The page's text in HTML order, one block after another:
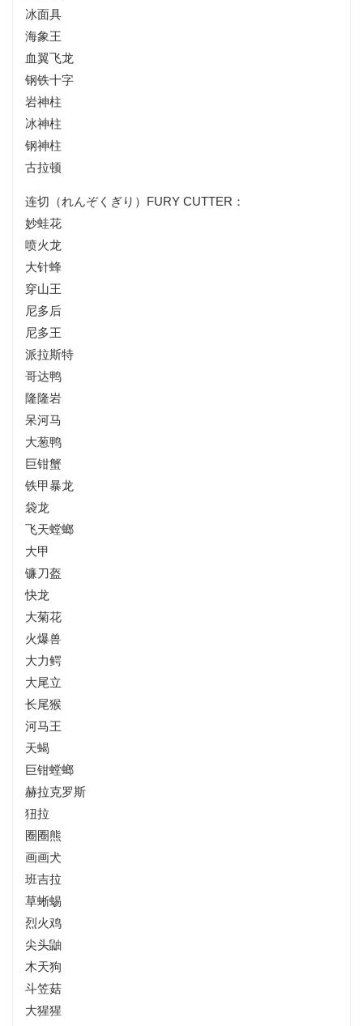
冰面具
海象王
血翼飞龙
钢铁十字
岩神柱
冰神柱
钢神柱
古拉顿
连切（れんぞくぎり）FURY CUTTER：
妙蛙花
喷火龙
大针蜂
穿山王
尼多后
尼多王
派拉斯特
哥达鸭
隆隆岩
呆河马
大葱鸭
巨钳蟹
铁甲暴龙
袋龙
飞天螳螂
大甲
镰刀盔
快龙
大菊花
火爆兽
大力鳄
大尾立
长尾猴
河马王
天蝎
巨钳螳螂
赫拉克罗斯
狃拉
圈圈熊
画画犬
班吉拉
草蜥蜴
烈火鸡
尖头鼬
木天狗
斗笠菇
大猩猩